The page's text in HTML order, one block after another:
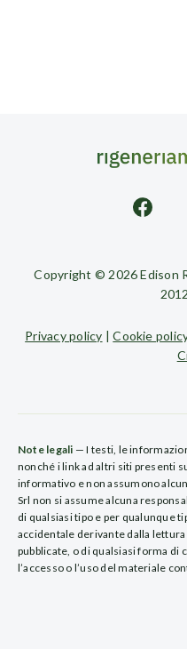
Copyright © 2026 Edison
Privacy policy |Cookie
Note legali — I testi, le
nonché i link ad altri siti presenti
informativo e non assumono
Srl non si assume alcuna
di qualsiasi tipo e per qualunque
accidentale derivante dalla
pubblicate, o di qualsiasi forma di
l’accesso o l’uso del materiale